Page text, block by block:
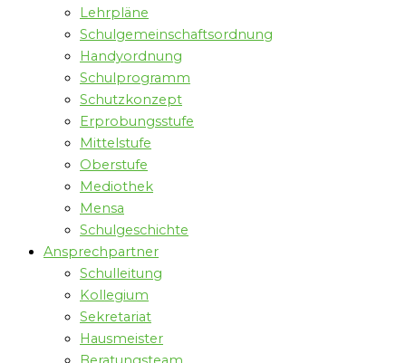
Lehrpläne
Schulgemeinschaftsordnung
Handyordnung
Schulprogramm
Schutzkonzept
Erprobungsstufe
Mittelstufe
Oberstufe
Mediothek
Mensa
Schulgeschichte
Ansprechpartner
Schulleitung
Kollegium
Sekretariat
Hausmeister